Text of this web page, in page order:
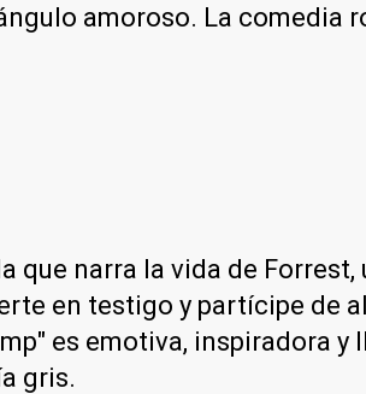
amoroso. La comedia
narra la vida de
en testigo y partícipe de
es emotiva, inspiradora
gris.